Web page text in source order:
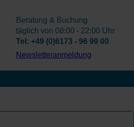
Beratung & Buchung
täglich von 08:00 - 22:00 Uhr
Tel: +49 (0)6173 - 96 99 00
­Newsletteranmeldung